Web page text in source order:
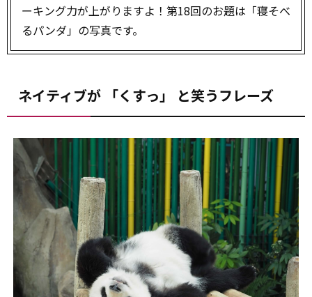
ーキング力が上がりますよ！第18回のお題は「寝そべ
るパンダ」の写真です。
ネイティブが 「くすっ」 と笑うフレーズ